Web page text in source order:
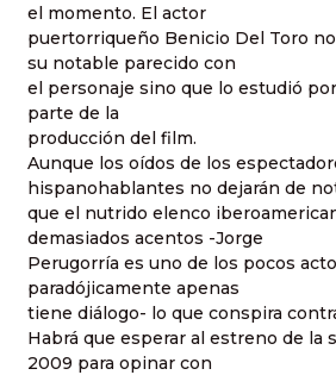
el momento. El actor
puertorriqueño Benicio Del Toro
su notable parecido con
el personaje sino que lo estudió
parte de la
producción del film.
Aunque los oídos de los
hispanohablantes no dejarán de
que el nutrido elenco
demasiados acentos -Jorge
Perugorría es uno de los pocos
paradójicamente apenas
tiene diálogo- lo que conspira
Habrá que esperar al estreno de la
2009 para opinar con